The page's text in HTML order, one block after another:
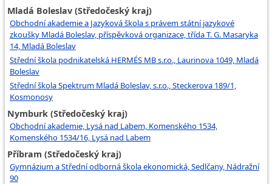
Mladá Boleslav (Středočeský kraj)
Obchodní akademie a Jazyková škola s právem státní jazykové
zkoušky Mladá Boleslav, příspěvková organizace, třída T. G. Masaryka
14, Mladá Boleslav
Střední škola podnikatelská HERMÉS MB s.r.o., Laurinova 1049, Mladá
Boleslav
Střední škola Spektrum Mladá Boleslav, s.r.o., Steckerova 189/1,
Kosmonosy
Nymburk (Středočeský kraj)
Obchodní akademie, Lysá nad Labem, Komenského 1534,
Komenského 1534/16, Lysá nad Labem
Příbram (Středočeský kraj)
Gymnázium a Střední odborná škola ekonomická, Sedlčany, Nádražní
90